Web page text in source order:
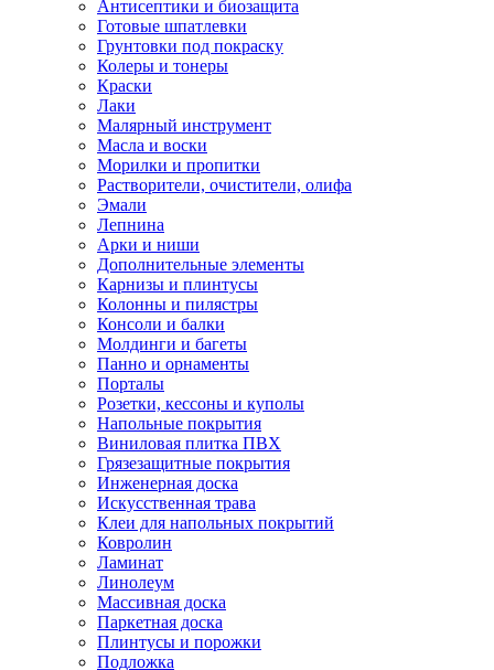
Антисептики и биозащита
Готовые шпатлевки
Грунтовки под покраску
Колеры и тонеры
Краски
Лаки
Малярный инструмент
Масла и воски
Морилки и пропитки
Растворители, очистители, олифа
Эмали
Лепнина
Арки и ниши
Дополнительные элементы
Карнизы и плинтусы
Колонны и пилястры
Консоли и балки
Молдинги и багеты
Панно и орнаменты
Порталы
Розетки, кессоны и куполы
Напольные покрытия
Виниловая плитка ПВХ
Грязезащитные покрытия
Инженерная доска
Искусственная трава
Клеи для напольных покрытий
Ковролин
Ламинат
Линолеум
Массивная доска
Паркетная доска
Плинтусы и порожки
Подложка